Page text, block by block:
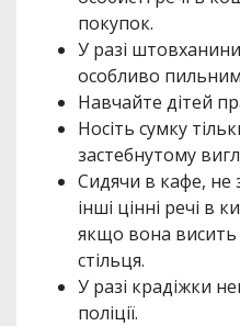
покупок.
У разі
особливо
Навчайте дітей
Носіть сумку
застебнутому
Сидячи в кафе, не
інші цінні речі в
якщо вона
стільця.
У разі крадіжки
поліції.